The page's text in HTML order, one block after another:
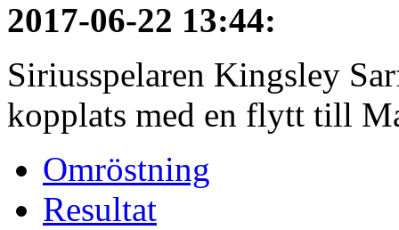
2017-06-22 13:44:
Siriusspelaren Kingsley
kopplats med en flytt till
Omröstning
Resultat